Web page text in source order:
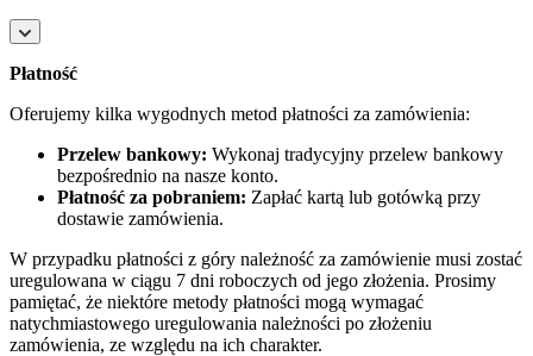
Płatność
Oferujemy kilka wygodnych metod płatności za zamówienia:
Przelew bankowy: Wykonaj tradycyjny przelew bankowy
bezpośrednio na nasze konto.
Płatność za pobraniem: Zapłać kartą lub gotówką przy
dostawie zamówienia.
W przypadku płatności z góry należność za zamówienie musi zostać
uregulowana w ciągu 7 dni roboczych od jego złożenia. Prosimy
pamiętać, że niektóre metody płatności mogą wymagać
natychmiastowego uregulowania należności po złożeniu
zamówienia, ze względu na ich charakter.